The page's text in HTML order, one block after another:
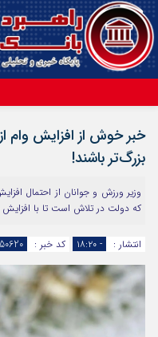
آپارات
خبر خوش از افزایش وام
بزرگ‌تر باشند!
وزیر ورزش و جوانان از احتمال
که دولت در تلاش است تا با افزایش
انتشار : - ۱۸:۲۰ کد خبر : 50620